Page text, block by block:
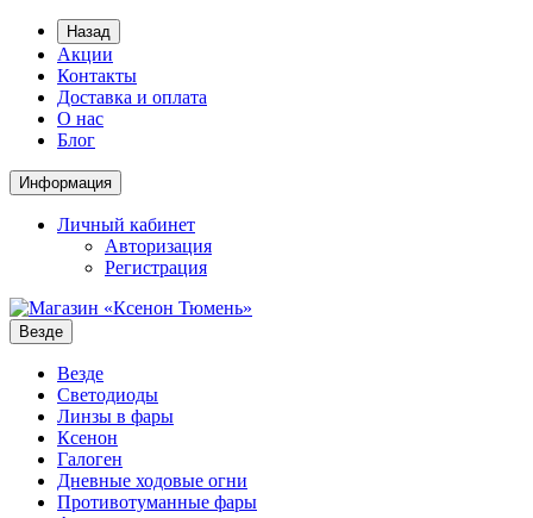
Назад
Акции
Контакты
Доставка и оплата
О нас
Блог
Информация
Личный кабинет
Авторизация
Регистрация
Везде
Везде
Светодиоды
Линзы в фары
Ксенон
Галоген
Дневные ходовые огни
Противотуманные фары